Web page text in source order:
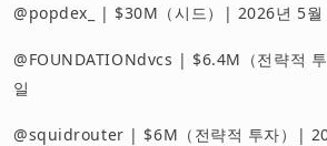
@popdex_ | $30M（시드）| 2026년 5월
@FOUNDATIONdvcs | $6.4M（전략적
일
@squidrouter | $6M（전략적 투자）|